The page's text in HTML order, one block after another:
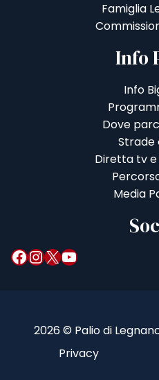
Famiglia
Info
Info
Dove
Strade
Diretta tv
Media
Facebook InstagramX YouTube
2026 © Palio di
Privacy